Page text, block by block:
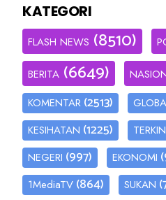
KATEGORI
FLASH NEWS (8510)
BERITA (6649)
KOMENTAR (2513)
KESIHATAN (1225)
NEGERI (997) EKONOMI
1MediaTV (864) SUKAN